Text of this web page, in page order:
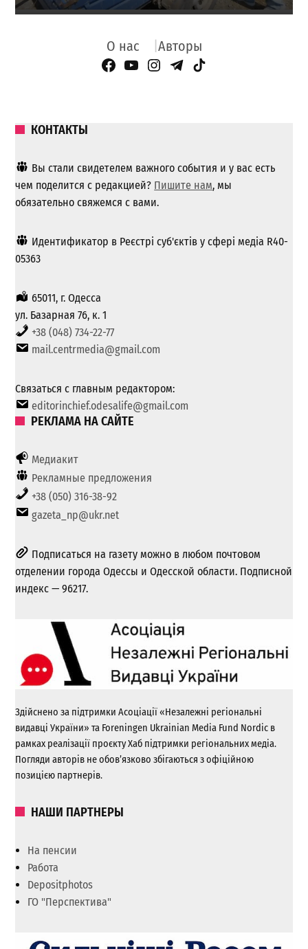
О нас Авторы
Facebook Page
YouTube
Instagram
Telegram
TikTok
КОНТАКТЫ
Вы стали свидетелем важного события и у вас есть
чем поделится с редакцией? Пишите нам, мы
обязательно свяжемся с вами.
Идентификатор в Реєстрі суб'єктів у сфері медіа R40-
05363
65011, г. Одесса
ул. Базарная 76, к. 1
+38 (048) 734-22-77
mail.centrmedia@gmail.com
Связаться с главным редактором:
editorinchief.odesalife@gmail.com
РЕКЛАМА НА САЙТЕ
Медиакит
Рекламные предложения
+38 (050) 316-38-92
gazeta_np@ukr.net
Подписаться на газету можно в любом почтовом
отделении города Одессы и Одесской области. Подписной
индекс — 96217.
Здійснено за підтримки Асоціації «Незалежні регіональні
видавці України» та Foreningen Ukrainian Media Fund Nordic в
рамках реалізації проєкту Хаб підтримки регіональних медіа.
Погляди авторів не обов’язково збігаються з офіційною
позицією партнерів.
НАШИ ПАРТНЕРЫ
На пенсии
Работа
Depositphotos
ГО "Перспектива"